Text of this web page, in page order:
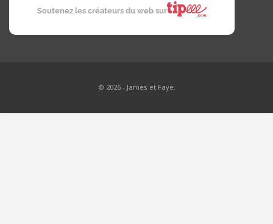
Soutenez les créateurs du web sur
© 2026 - James et Faye.